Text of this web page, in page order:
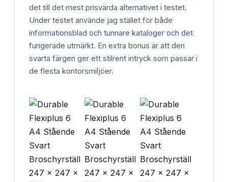
det till det mest prisvärda alternativet i testet.
Under testet använde jag stället för både
informationsblad och tunnare kataloger och det
fungerade utmärkt. En extra bonus är att den
svarta färgen ger ett stilrent intryck som passar i
de flesta kontorsmiljöer.